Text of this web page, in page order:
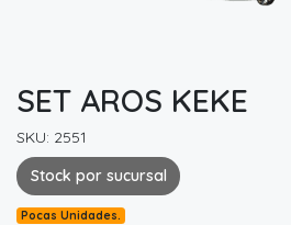
SET AROS KEKE
SKU: 2551
Stock por sucursal
Pocas Unidades.